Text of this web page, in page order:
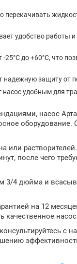
удобство работы
25°C до +60°C, что
надежную защиту от
удобным для
насос
оборудование.
или
после чего
3/4 дюйма и
на 12